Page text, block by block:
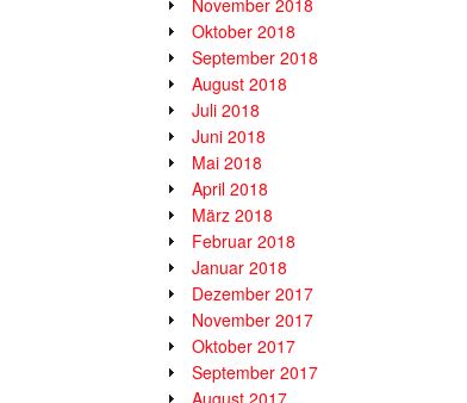
November 2018
Oktober 2018
September 2018
August 2018
Juli 2018
Juni 2018
Mai 2018
April 2018
März 2018
Februar 2018
Januar 2018
Dezember 2017
November 2017
Oktober 2017
September 2017